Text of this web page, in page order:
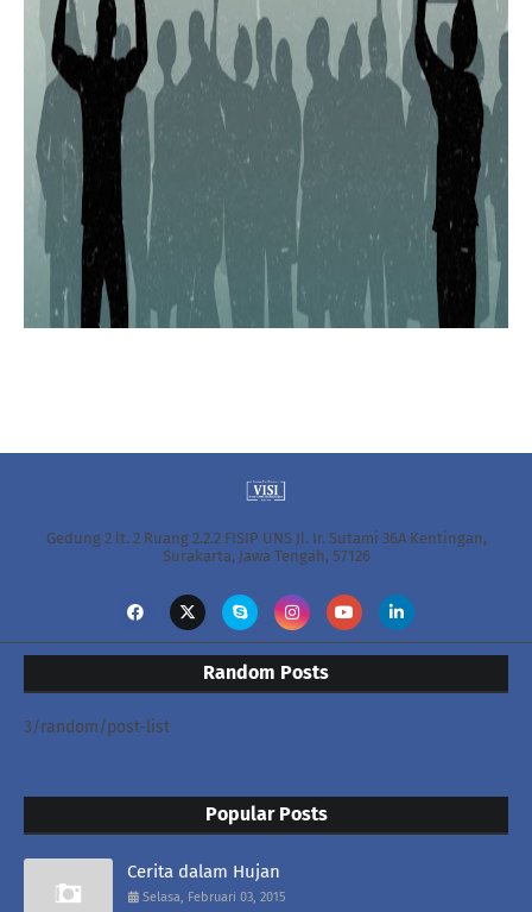
Gedung 2 lt. 2 Ruang 2.2.2 FISIP UNS Jl. Ir. Sutami 36A Kentingan,
Surakarta, Jawa Tengah, 57126
Random Posts
3/random/post-list
Popular Posts
Cerita dalam Hujan
Selasa, Februari 03, 2015